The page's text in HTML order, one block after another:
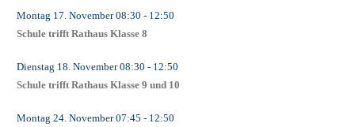
Montag 17. November08:30 - 12:50
Schule trifft Rathaus Klasse 8
Dienstag 18. November08:30 - 12:50
Schule trifft Rathaus Klasse 9 und 10
Montag 24. November07:45 - 12:50